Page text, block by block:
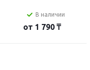
В наличии
от 1 790 ₸